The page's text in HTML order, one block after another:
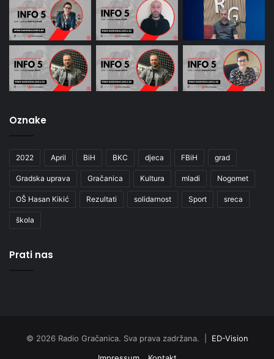
Oznake
2022 April BiH BKC djeca FBiH grad
Gradska uprava Gračanica Kultura mladi Nogomet
OŠ Hasan Kikić Rezultati solidarnost Sport sreca
škola
Prati nas
© 2026 Radio Gračanica. Sva prava zadržana. | ED-Vision